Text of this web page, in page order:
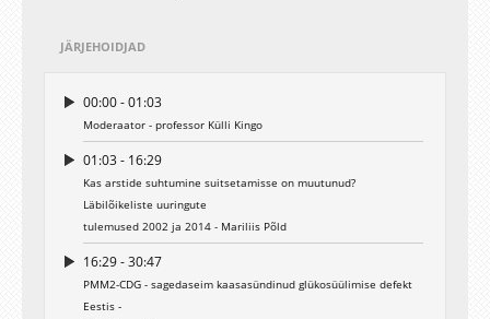
JÄRJEHOIDJAD
00:00 - 01:03
Moderaator - professor Külli Kingo
01:03 - 16:29
Kas arstide suhtumine suitsetamisse on muutunud?
Läbilõikeliste uuringute
tulemused 2002 ja 2014 - Mariliis Põld
16:29 - 30:47
PMM2-CDG - sagedaseim kaasasündinud glükosüülimise defekt
Eestis -